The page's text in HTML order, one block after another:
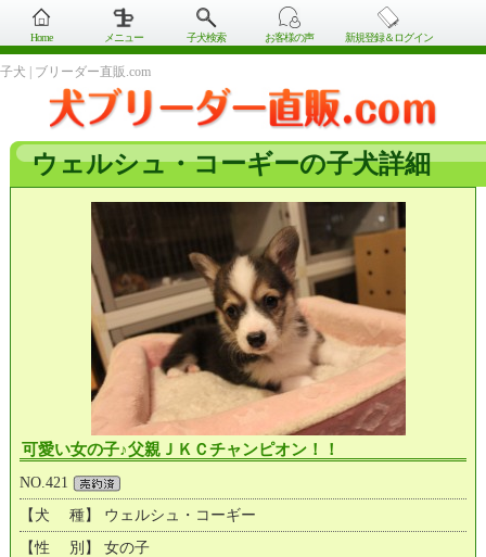
Home メニュー 子犬検索 お客様の声 新規登録＆ログイン
子犬 | ブリーダー直販.com
ウェルシュ・コーギーの子犬詳細
可愛い女の子♪父親ＪＫＣチャンピオン！！
NO.421
【犬 種】 ウェルシュ・コーギー
【性 別】 女の子